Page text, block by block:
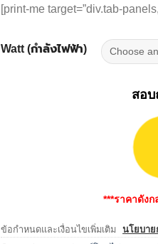
[print-me target=”div.tab-
Watt (กำลังไฟฟ้า)
สอบ
***ราคาดัง
ข้อกำหนดและเงื่อนไขเพิ่มเติม นโยบา